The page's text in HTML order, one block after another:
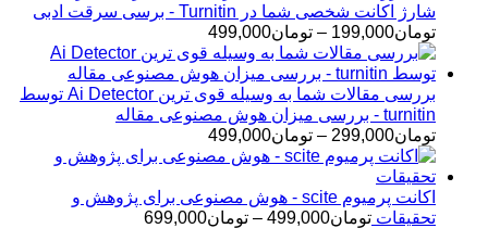
تومان145,000
تا
تومان399,000
شارژ اکانت شخصی شما در Turnitin - برسی سرقت ادبی
تومان199,000
– تومان499,000محدوده
قیمت:
تومان199,000
تا
تومان499,000
بررسی مقالات شما به وسیله قوی ترین Ai Detector توسط
turnitin - بررسی میزان هوش مصنوعی مقاله
تومان299,000
– تومان499,000محدوده
قیمت:
تا
تومان499,000
اکانت پرمیوم scite - هوش مصنوعی برای پژوهش و
تحقیقات تومان499,000
– تومان699,000محدوده